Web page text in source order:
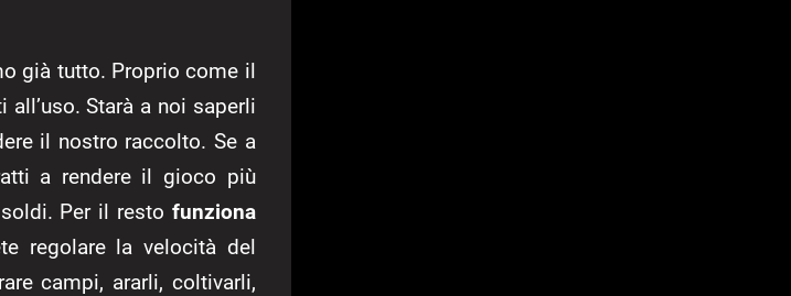
già tutto. Proprio come il
Starà a noi saperli
il nostro raccolto. Se a
a rendere il gioco più
Per il resto funziona
regolare la velocità del
campi, ararli, coltivarli,